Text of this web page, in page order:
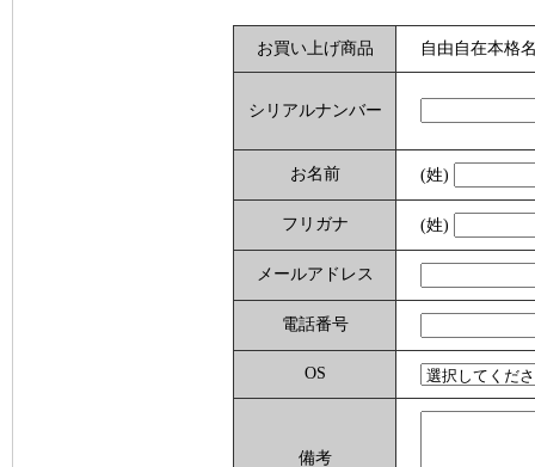
お買い上げ商品 自由自在本格
シリアルナンバー
お名前 (姓)
フリガナ (姓)
メールアドレス
電話番号
OS
備考